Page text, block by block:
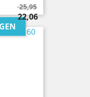
Normale
prijs
25,95
Prijs
22,06